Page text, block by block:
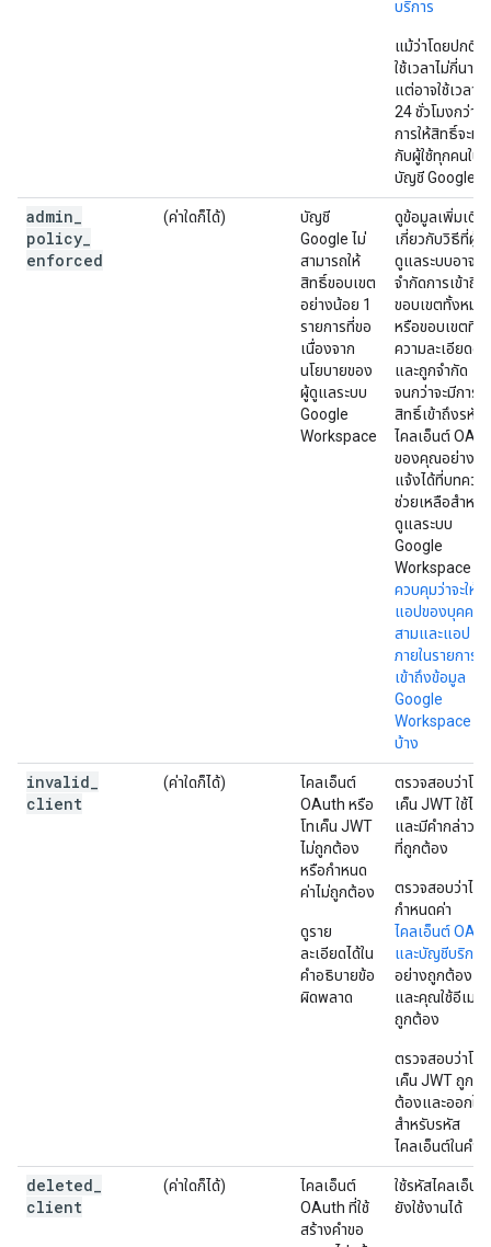
บริการ
แม้ว่าโดยปกติจะ
ใช้เวลาไม่กี่นาที
แต่อาจใช้เวลาถึ
24 ชั่วโมงกว่าที่
การให้สิทธิ์จะมี
กับผู้ใช้ทุกคนใน
บัญชี Google
admin
policy
enforced
(ค่าใดก็ได้)
บัญชี
Google ไม่
สามารถให้
สิทธิ์ขอบเขต
อย่างน้อย 1
รายการที่ขอ
เนื่องจาก
นโยบายของ
ผู้ดูแลระบบ
Google
Workspace
ดูข้อมูลเพิ่มเติม
เกี่ยวกับวิธีที่ผู้
ดูแลระบบอาจ
จำกัดการเข้าถึง
ขอบเขตทั้งหมด
หรือขอบเขตที่มี
ความละเอียดอ่
และถูกจำกัด
จนกว่าจะมีการให้
สิทธิ์เข้าถึงรหัส
ไคลเอ็นต์
ของคุณอย่างชัด
แจ้งได้ที่บทควา
ช่วยเหลือสำหรั
ดูแลระบบ
Google
Workspace
ควบคุมว่าจะให้
แอปของบุคคลที่
สามและแอป
ภายในรายการใด
เข้าถึงข้อมูล
Google
Workspace ได้
บ้าง
invalid
client
(ค่าใดก็ได้)
ไคลเอ็นต์
OAuth หรือ
โทเค็น JWT
ไม่ถูกต้อง
หรือกำหนด
ค่าไม่ถูกต้อง
ดูราย
ละเอียดได้ใน
คำอธิบายข้อ
ผิดพลาด
ตรวจสอบว่าโท
เค็น JWT ใช้ได้
และมีคำกล่าวอ้
ที่ถูกต้อง
ตรวจสอบว่าได้
กำหนดค่า
ไคลเอ็นต์
และบัญชีบริการ
อย่างถูกต้องแ
และคุณใช้อีเมล
ถูกต้อง
ตรวจสอบว่าโท
เค็น JWT ถูก
ต้องและออกให้
สำหรับรหัส
ไคลเอ็นต์ในคำข
deleted
client
(ค่าใดก็ได้)
ไคลเอ็นต์
OAuth ที่ใช้
สร้างคำขอ
ใช้รหัสไคลเอ็น
ยังใช้งานได้